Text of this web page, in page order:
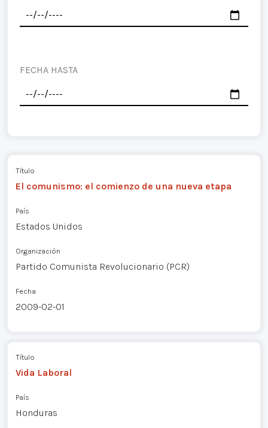
FECHA HASTA
Título
El comunismo: el comienzo de una nueva etapa
País
Estados Unidos
Organización
Partido Comunista Revolucionario (PCR)
Fecha
2009-02-01
Título
Vida Laboral
País
Honduras